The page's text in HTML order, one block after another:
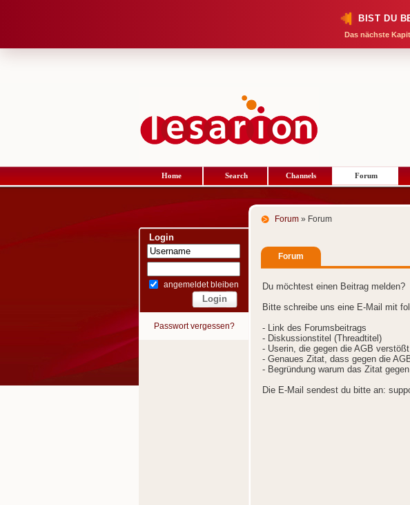
BIST DU
Das nächste
Home Search Channels Forum
Login
angemeldet bleiben
Passwort vergessen?
Forum » Forum
Forum
Du möchtest einen Beitrag melden?
Bitte schreibe uns eine E-Mail mit
- Link des Forumsbeitrags
- Diskussionstitel (Threadtitel)
- Userin, die gegen die AGB verstößt
- Genaues Zitat, dass gegen die
- Begründung warum das Zitat
Die E-Mail sendest du bitte an: